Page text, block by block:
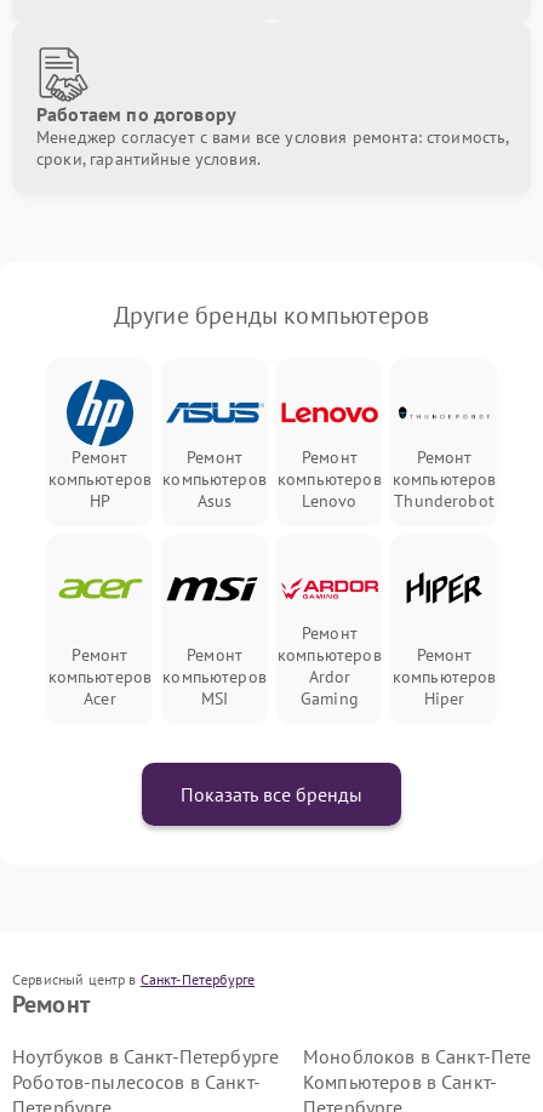
Работаем по договору
Менеджер согласует с вами все условия ремонта: стоимость,
сроки, гарантийные условия.
Другие бренды компьютеров
Ремонт
компьютеров
HP
Ремонт
компьютеров
Asus
Ремонт
компьютеров
Lenovo
Ремонт
компьютеров
Thunderobot
Ремонт
компьютеров
Acer
Ремонт
компьютеров
MSI
Ремонт
компьютеров
Ardor
Gaming
Ремонт
компьютеров
Hiper
Показать все бренды
Сервисный центр в Санкт-Петербурге
Ремонт
Ноутбуков в Санкт-Петербурге
Роботов-пылесосов в Санкт-
Петербурге
Моноблоков в Санкт-
Компьютеров в Санкт-
Петербурге